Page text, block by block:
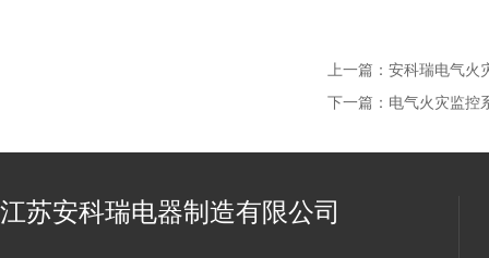
上一篇： 安科瑞电气火
下一篇： 电气火灾监控
江苏安科瑞电器制造有限公司